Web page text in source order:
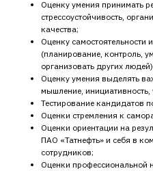
Оценку умения принимать
стрессоустойчивость,
качества;
Оценку самостоятельности
(планирование, контроль,
организовать других
Оценку умения выделять
мышление,
Тестирование кандидатов
Оценки стремления к
Оценки ориентации на
ПАО «Татнефть» и себя в
сотрудников;
Оценки профессиональной